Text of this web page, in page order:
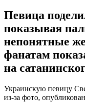
Певица
показывая
непонятные
фанатам
на
Украинскую певицу
из-за фото,